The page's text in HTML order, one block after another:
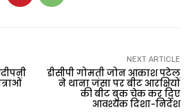
NEXT ARTICLE
डीसीपी गोमती जोन आकाश पटेल
ने थाना जंसा पर बीट आरक्षियों
की बीट बुक चेक कर दिए
आवश्यक दिशा-निर्देश